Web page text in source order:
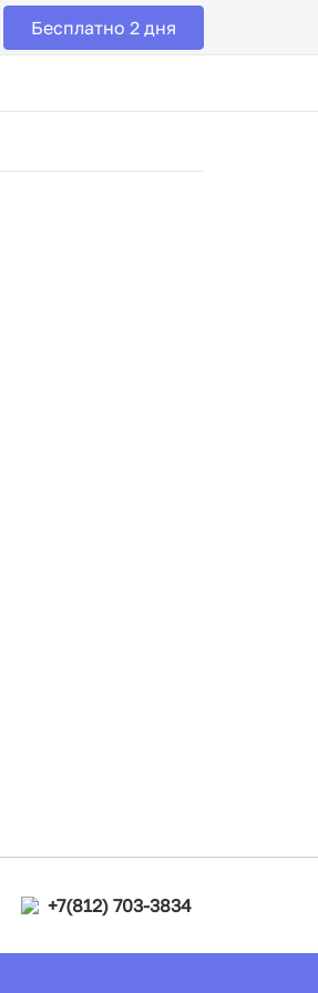
Бесплатно 2 дня
+7(812) 703-3834